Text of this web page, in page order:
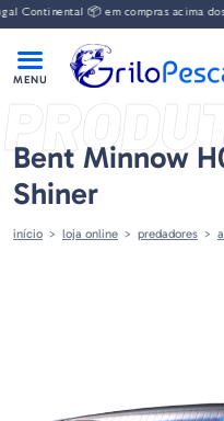
Continental 📦 em compras acima dos
Bent Minnow
Shiner
início loja online predadores